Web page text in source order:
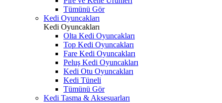
Tümünü Gör
Kedi Oyuncakları
Kedi Oyuncakları
Olta Kedi Oyuncakları
Top Kedi Oyuncakları
Fare Kedi Oyuncakları
Peluş Kedi Oyuncakları
Kedi Otu Oyuncakları
Kedi Tüneli
Tümünü Gör
Kedi Tasma & Aksesuarları